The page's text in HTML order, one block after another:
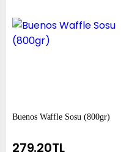
Buenos Waffle Sosu (800gr)
279.20TL